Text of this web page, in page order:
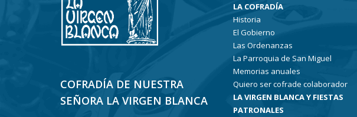
COFRADÍA DE NUESTRA
SEÑORA LA VIRGEN BLANCA
LA COFRADÍA
Historia
El Gobierno
Las Ordenanzas
La Parroquia de San Miguel
Memorias anuales
Quiero ser cofrade colaborador
LA VIRGEN BLANCA Y FIESTAS
PATRONALES